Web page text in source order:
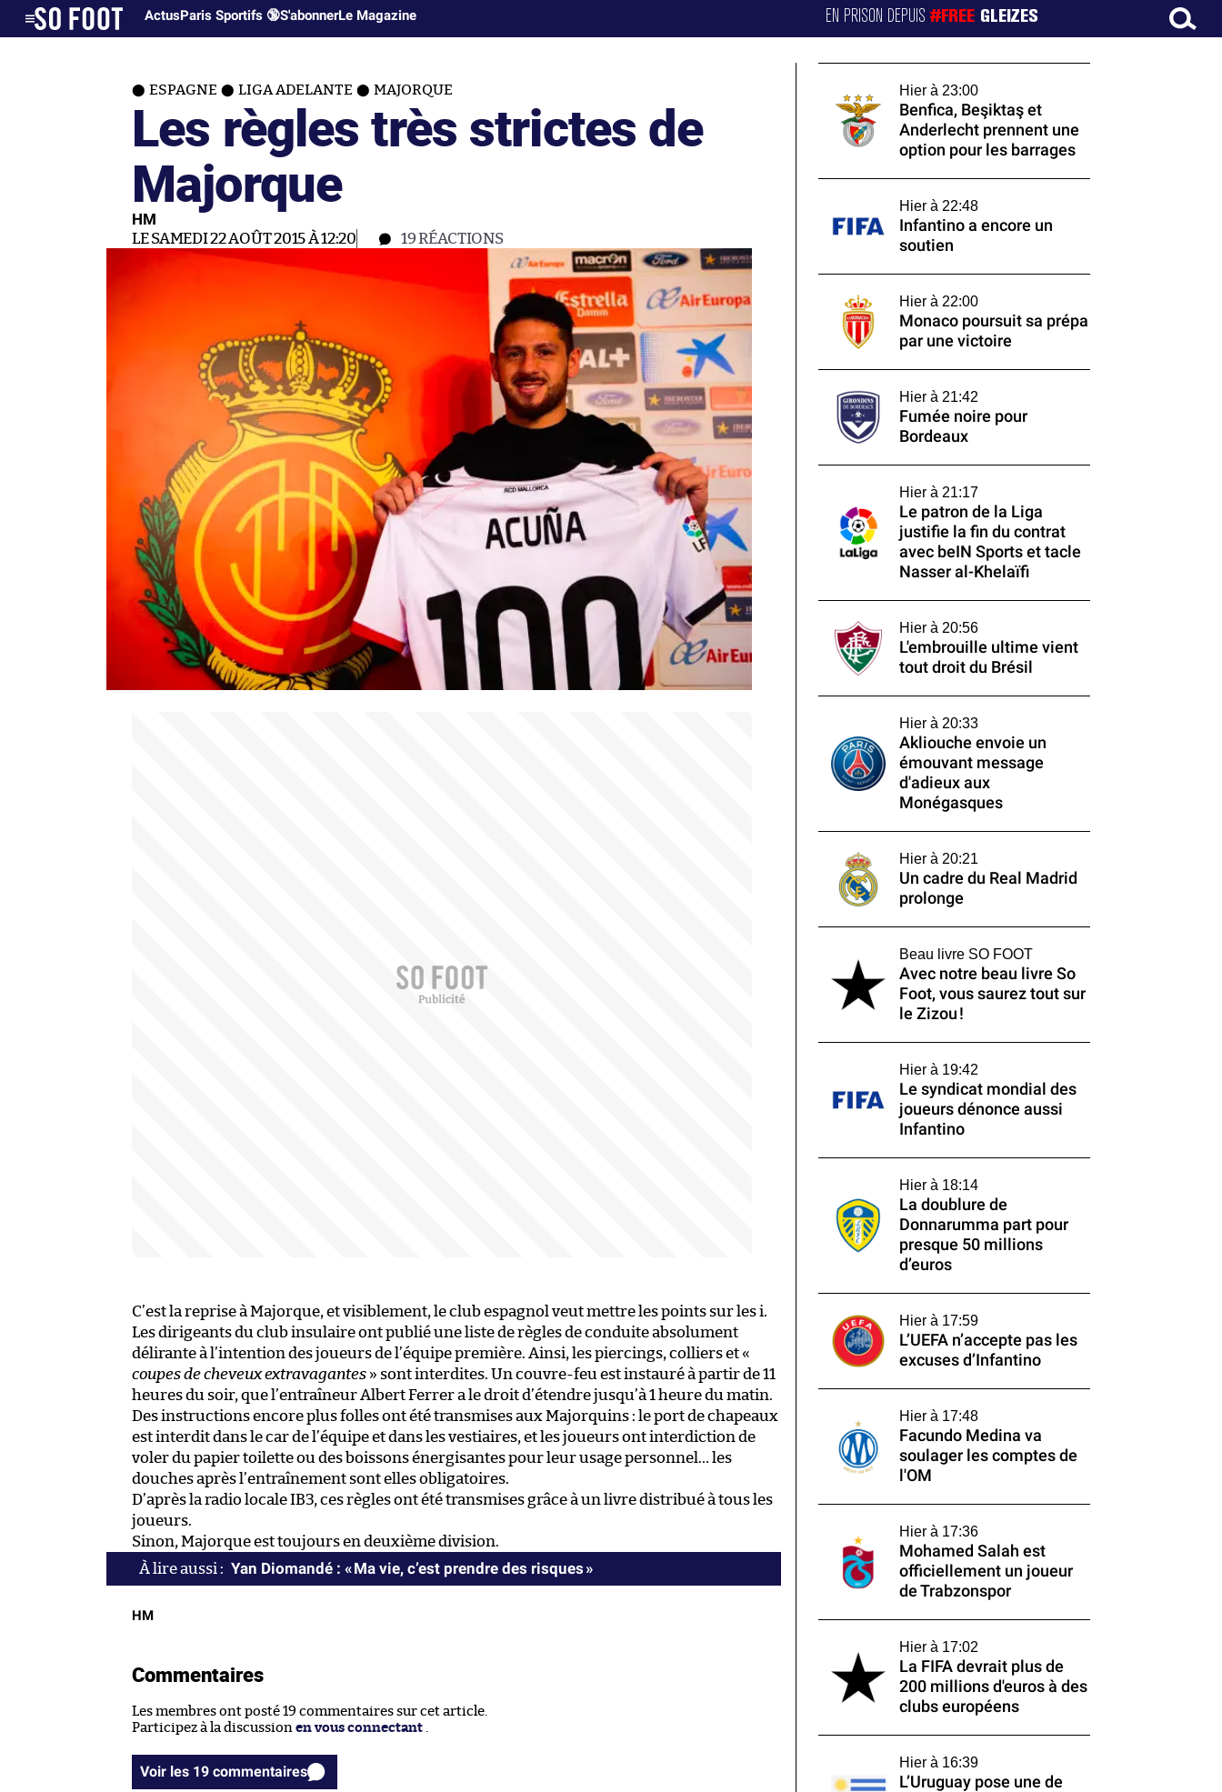
ActusParis Sportifs 🔞S'abonnerLe Magazine EN PRISON DEPUIS#FREE GLEIZES
ESPAGNE LIGA ADELANTE MAJORQUE
Les règles très strictes de
Majorque
HM
LE SAMEDI 22 AOÛT 2015 À 12:20 19RÉACTIONS
C’est la reprise à Majorque, et visiblement, le club espagnol veut mettre les points sur les i.
Les dirigeants du club insulaire ont publié une liste de règles de conduite absolument
délirante à l’intention des joueurs de l’équipe première. Ainsi, les piercings, colliers et «
coupes de cheveux extravagantes » sont interdites. Un couvre-feu est instauré à partir de 11
heures du soir, que l’entraîneur Albert Ferrer a le droit d’étendre jusqu’à 1 heure du matin.
Des instructions encore plus folles ont été transmises aux Majorquins : le port de chapeaux
est interdit dans le car de l’équipe et dans les vestiaires, et les joueurs ont interdiction de
voler du papier toilette ou des boissons énergisantes pour leur usage personnel… les
douches après l’entraînement sont elles obligatoires.
D’après la radio locale IB3, ces règles ont été transmises grâce à un livre distribué à tous les
joueurs.
Sinon, Majorque est toujours en deuxième division.
Yan Diomandé : « Ma vie, c’est prendre des risques »
HM
Commentaires
Les membres ont posté 19 commentaires sur cet article.
Participez à la discussion en vous connectant .
Voir les 19 commentaires
Hier à 23:00
Benfica, Beşiktaş et
Anderlecht prennent une
option pour les barrages
Hier à 22:48
Infantino a encore un
soutien
Hier à 22:00
Monaco poursuit sa prépa
par une victoire
Hier à 21:42
Fumée noire pour
Bordeaux
Hier à 21:17
Le patron de la Liga
justifie la fin du contrat
avec beIN Sports et tacle
Nasser al-Khelaïfi
Hier à 20:56
L'embrouille ultime vient
tout droit du Brésil
Hier à 20:33
Akliouche envoie un
émouvant message
d'adieux aux
Monégasques
Hier à 20:21
Un cadre du Real Madrid
prolonge
Beau livre SO FOOT
Avec notre beau livre So
Foot, vous saurez tout sur
le Zizou !
Hier à 19:42
Le syndicat mondial des
joueurs dénonce aussi
Infantino
Hier à 18:14
La doublure de
Donnarumma part pour
presque 50 millions
d’euros
Hier à 17:59
L’UEFA n’accepte pas les
excuses d’Infantino
Hier à 17:48
Facundo Medina va
soulager les comptes de
l'OM
Hier à 17:36
Mohamed Salah est
officiellement un joueur
de Trabzonspor
Hier à 17:02
La FIFA devrait plus de
200 millions d'euros à des
clubs européens
Hier à 16:39
L’Uruguay pose une de